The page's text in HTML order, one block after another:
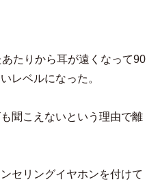
たりから耳が遠くなって90
レベルになった。
聞こえないという理由で離
セリングイヤホンを付けて